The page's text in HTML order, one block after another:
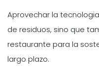
Aprovechar la
de residuos, sino que
restaurante para la
largo plazo.